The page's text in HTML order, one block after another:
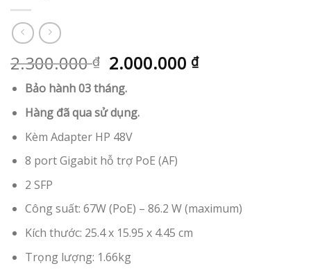
2.300.000₫ 2.000.000 ₫
Bảo hành 03 tháng.
Hàng đã qua sử dụng.
Kèm Adapter HP 48V
8 port Gigabit hỗ trợ PoE (AF)
2 SFP
Công suất: 67W (PoE) – 86.2 W (maximum)
Kích thước: 25.4 x 15.95 x 4.45 cm
Trọng lượng: 1.66kg